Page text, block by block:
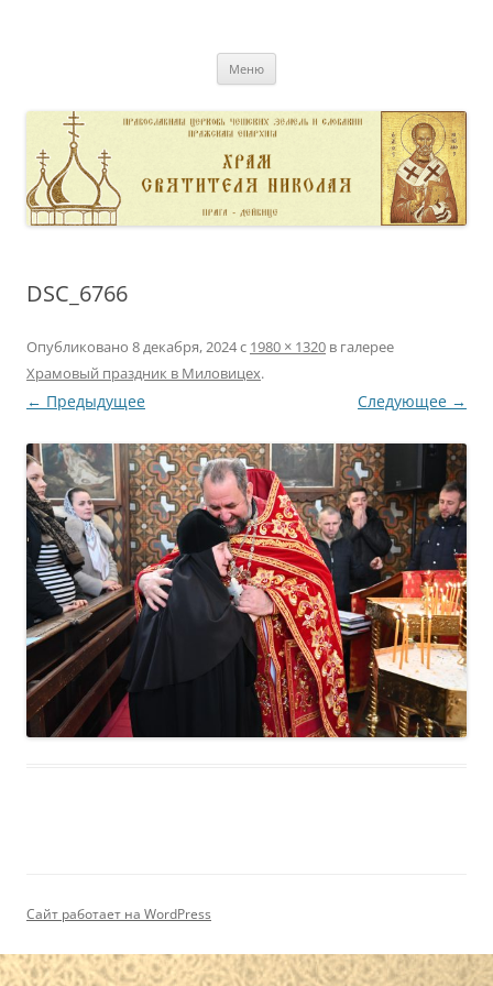
Меню
DSC_6766
Опубликовано 8 декабря, 2024с 1980 × 1320 в галерее
Храмовый праздник в Миловицех.
← Предыдущее Следующее →
Сайт работает на WordPress